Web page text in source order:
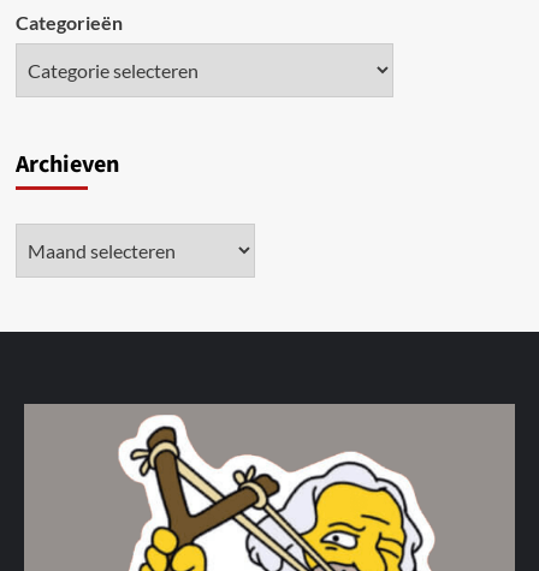
Categorieën
Archieven